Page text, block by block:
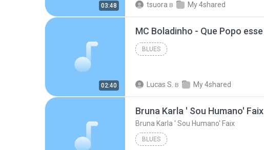
03:48 tsuora в My 4shared
02:40
BLUES
Lucas S. в My 4shared
Bruna Karla ' Sou Humano' Faix
Bruna Karla ' Sou Humano' Faix
BLUES